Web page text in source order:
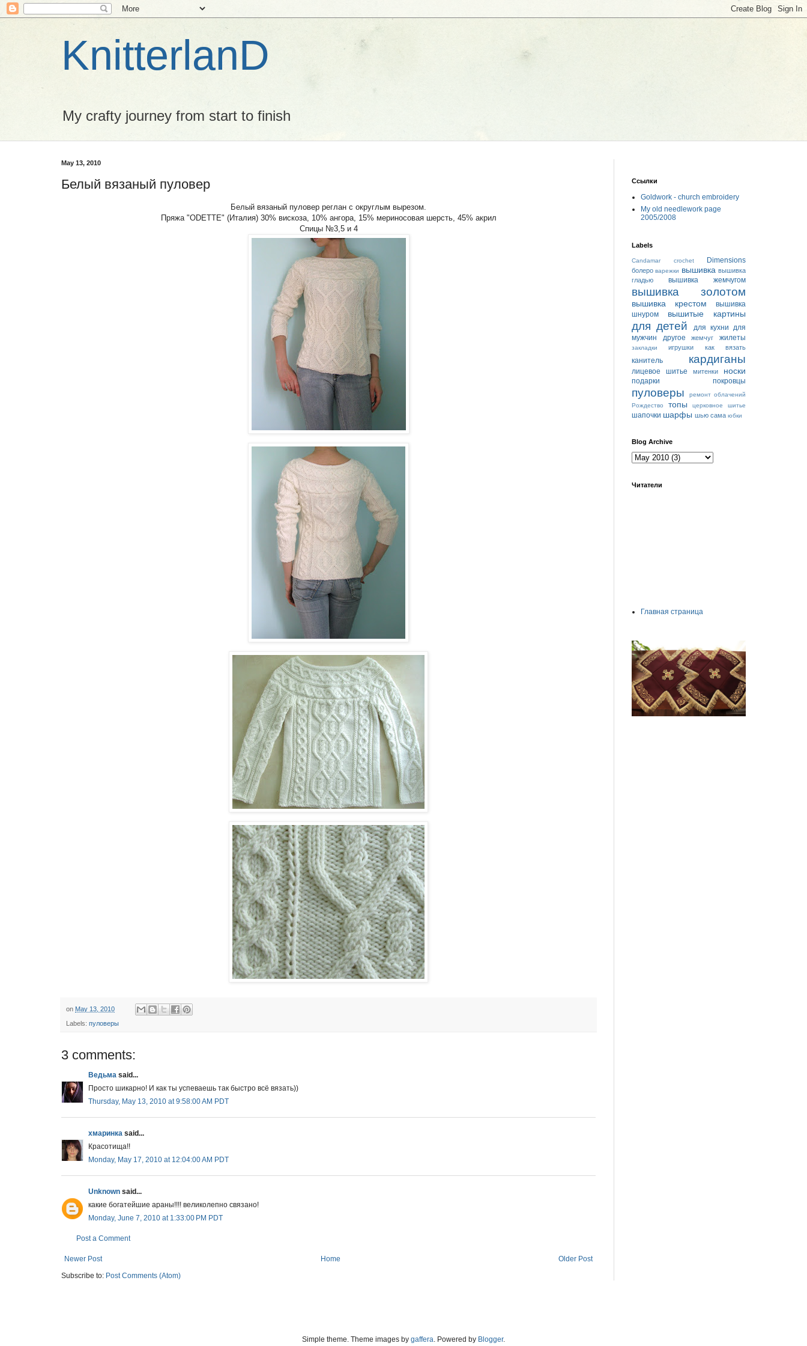
KnitterlanD
My crafty journey from start to finish
May 13, 2010
Белый вязаный пуловер
Белый вязаный пуловер реглан с округлым вырезом.
Пряжа "ODETTE" (Италия) 30% вискоза, 10% ангора, 15% мериносовая шерсть, 45% акрил
Спицы №3,5 и 4
on May 13, 2010
Labels: пуловеры
3 comments:
Ведьма said...
Просто шикарно! И как ты успеваешь так быстро всё вязать))
Thursday, May 13, 2010 at 9:58:00 AM PDT
хмаринка said...
Красотища!!
Monday, May 17, 2010 at 12:04:00 AM PDT
Unknown said...
какие богатейшие араны!!!! великолепно связано!
Monday, June 7, 2010 at 1:33:00 PM PDT
Post a Comment
Newer Post Older Post
Home
Subscribe to: Post Comments (Atom)
Ссылки
Goldwork - church embroidery
My old needlework page
2005/2008
Labels
Candamar crochet Dimensions
болеро варежки вышивка вышивка
гладью
вышивка жемчугом
вышивка золотом
вышивка крестом
вышивка
шнуром
вышитые картины
для детей для кухни для
мужчин
другое жемчуг жилеты
закладки игрушки как вязать
канитель кардиганы
лицевое шитье митенки носки
подарки покровцы
пуловеры
ремонт облачений
Рождество
топы церковное шитье
шапочки шарфы шью сама юбки
Blog Archive
Читатели
Главная страница
Simple theme. Theme images by gaffera. Powered by Blogger.